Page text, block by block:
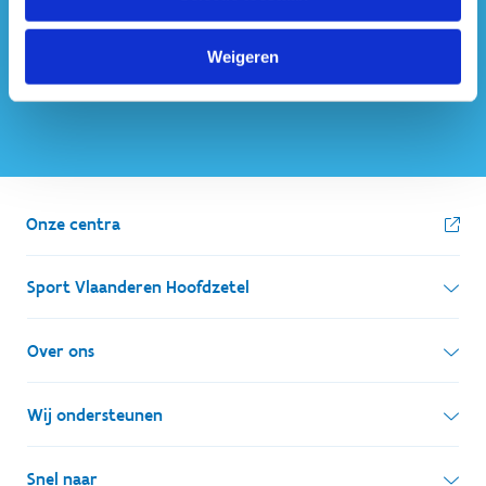
Weigeren
Onze centra
Sport Vlaanderen Hoofdzetel
Simon Bolivarlaan 17
1000 Brussel
Ondernemingsnummer: BE 0248.142.826
Over ons
Wie zijn we, wat doen we
Onze centra
Wij ondersteunen
Lokale besturen
Snel naar